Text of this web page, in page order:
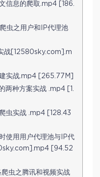
信息的爬取.mp4 [186.
虫之用户和IP代理池
战[12580sky.com].m
实战.mp4 [265.77M]
两种方案实战 .mp4 [1.
虫实战 .mp4 [128.43
使用用户代理池与IP代
[94.52
虫之腾讯和视频实战